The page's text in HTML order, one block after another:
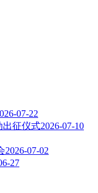
07-22
出征仪式2026-07-10
2026-07-02
27